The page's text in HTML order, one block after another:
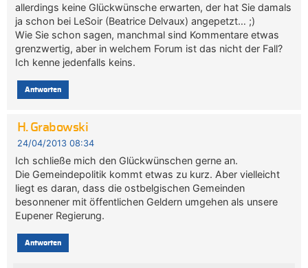
allerdings keine Glückwünsche erwarten, der hat Sie damals
ja schon bei LeSoir (Beatrice Delvaux) angepetzt… ;)
Wie Sie schon sagen, manchmal sind Kommentare etwas
grenzwertig, aber in welchem Forum ist das nicht der Fall?
Ich kenne jedenfalls keins.
Antworten
H. Grabowski
24/04/2013 08:34
Ich schließe mich den Glückwünschen gerne an.
Die Gemeindepolitik kommt etwas zu kurz. Aber vielleicht
liegt es daran, dass die ostbelgischen Gemeinden
besonnener mit öffentlichen Geldern umgehen als unsere
Eupener Regierung.
Antworten